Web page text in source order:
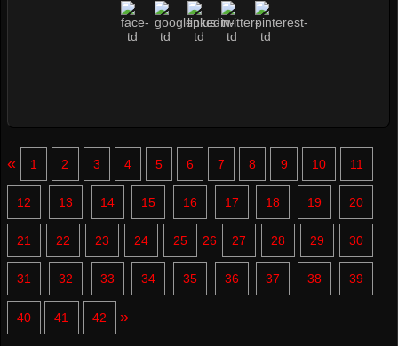
« 1 2 3 4 5 6 7 8 9 10 11
12 13 14 15 16 17 18 19 20
21 22 23 24 25 26 27 28 29 30
31 32 33 34 35 36 37 38 39
40 41 42 »